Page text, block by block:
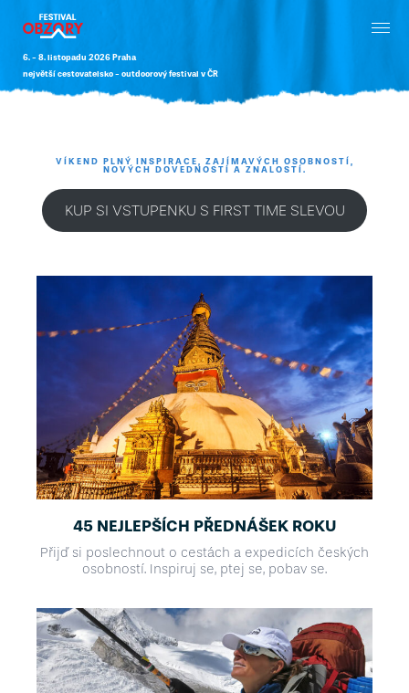
6. - 8. listopadu 2026 Praha
největší cestovatelsko - outdoorový festival v ČR
VÍKEND PLNÝ INSPIRACE, ZAJÍMAVÝCH OSOBNOSTÍ,
NOVÝCH DOVEDNOSTÍ A ZNALOSTÍ.
KUP SI VSTUPENKU S FIRST TIME SLEVOU
45 NEJLEPŠÍCH PŘEDNÁŠEK ROKU
Přijď si poslechnout o cestách a expedicích českých
osobností. Inspiruj se, ptej se, pobav se.